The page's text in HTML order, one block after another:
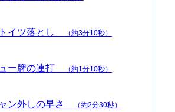
イツ落とし （約3分10秒）
ー牌の連打 （約1分10秒）
ン外しの早さ （約2分30秒）